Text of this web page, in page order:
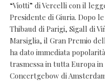
“Viotti” di Vercelli con il
Presidente di Giuria. Dopo
Thibaud di Parigi, Sigall di
Marsiglia, il Gran Premio
ha dato immediata
trasmessa in tutta Europa
Concertgebow di